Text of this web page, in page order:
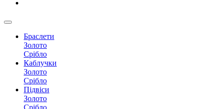
Браслети
Золото
Срібло
Каблучки
Золото
Срібло
Підвіси
Золото